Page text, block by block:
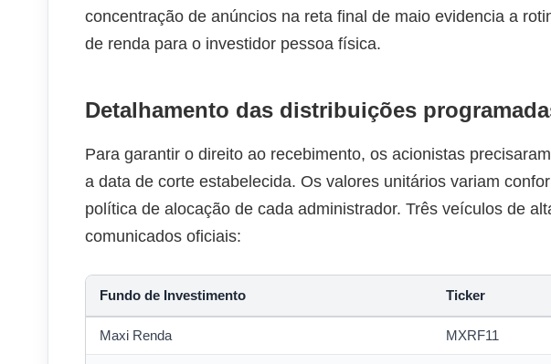
concentração de anúncios na reta final de maio evidencia a
de renda para o investidor pessoa física.
Detalhamento das distribuições
Para garantir o direito ao recebimento, os acionistas
a data de corte estabelecida. Os valores unitários variam
política de alocação de cada administrador. Três veículos de
comunicados oficiais:
Fundo de Investimento Ticker
Maxi Renda MXRF11